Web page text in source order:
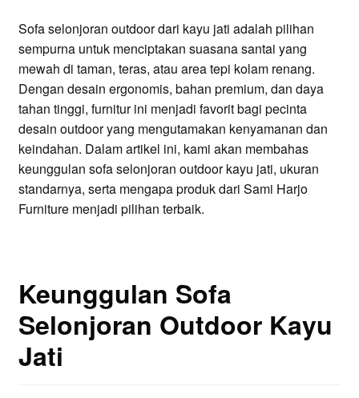
Sofa selonjoran outdoor dari kayu jati adalah pilihan
sempurna untuk menciptakan suasana santai yang
mewah di taman, teras, atau area tepi kolam renang.
Dengan desain ergonomis, bahan premium, dan daya
tahan tinggi, furnitur ini menjadi favorit bagi pecinta
desain outdoor yang mengutamakan kenyamanan dan
keindahan. Dalam artikel ini, kami akan membahas
keunggulan sofa selonjoran outdoor kayu jati, ukuran
standarnya, serta mengapa produk dari Sami Harjo
Furniture menjadi pilihan terbaik.
Keunggulan Sofa
Selonjoran Outdoor Kayu
Jati